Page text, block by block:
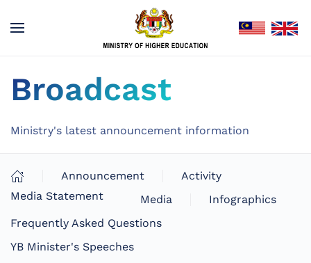
Broadcast
Ministry's latest announcement information
Announcement
Activity
Media Statement
Media
Infographics
Frequently Asked Questions
YB Minister's Speeches